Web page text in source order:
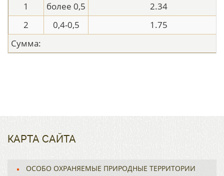
1
более 0,5
2.34
2
0,4-0,5
1.75
Сумма:
КАРТА САЙТА
ОСОБО ОХРАНЯЕМЫЕ ПРИРОДНЫЕ ТЕРРИТОРИИ